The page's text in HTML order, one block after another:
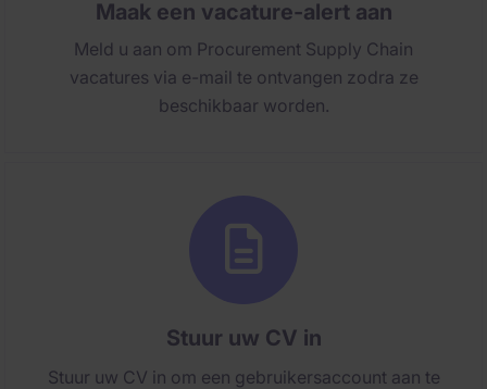
Maak een vacature-alert aan
Meld u aan om Procurement Supply Chain
vacatures via e-mail te ontvangen zodra ze
beschikbaar worden.
Stuur uw CV in
Stuur uw CV in om een gebruikersaccount aan te